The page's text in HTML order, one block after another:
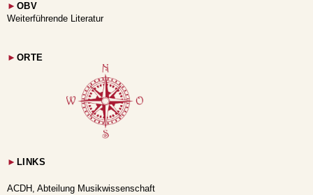
► OBV
Weiterführende Literatur
► ORTE
► LINKS
ACDH, Abteilung Musikwissenschaft